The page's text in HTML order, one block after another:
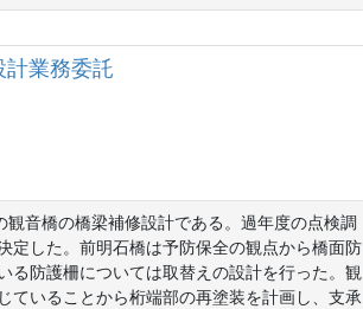
業務委託
音橋の橋梁補修設計である。過年度の点検調
定した。前明石橋は予防保全の観点から橋面防
防護柵については取替えの設計を行った。観
ていることから桁端部の再塗装を計画し、支承